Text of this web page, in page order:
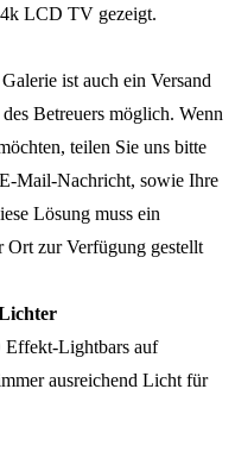
LCD TV gezeigt.
ist auch ein Versand
Betreuers möglich. Wenn
teilen Sie uns bitte
Mail-Nachricht, sowie Ihre
Lösung muss ein
zur Verfügung gestellt
Lightbars auf
ausreichend Licht für